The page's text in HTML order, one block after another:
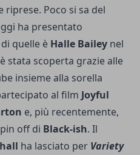
riprese. Poco si sa del
ha presentato
quelle è Halle Bailey nel
stata scoperta grazie alle
insieme alla sorella
al film Joyful
e, più recentemente,
off di Black-ish. Il
ha lasciato per Variety